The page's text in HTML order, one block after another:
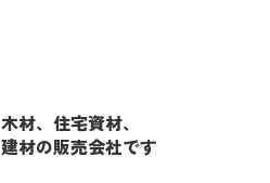
木材、住宅資材、
建材の販売会社です